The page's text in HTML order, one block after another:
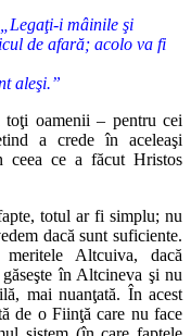
i mâinile şi
de afară; acolo va fi
aleşi.”
oamenii – pentru cei
a crede în aceleaşi
ceea ce a făcut Hristos
totul ar fi simplu; nu
dacă sunt suficiente.
Altcuiva, dacă
în Altcineva şi nu
mai nuanţată. În acest
de o Fiinţă care nu face